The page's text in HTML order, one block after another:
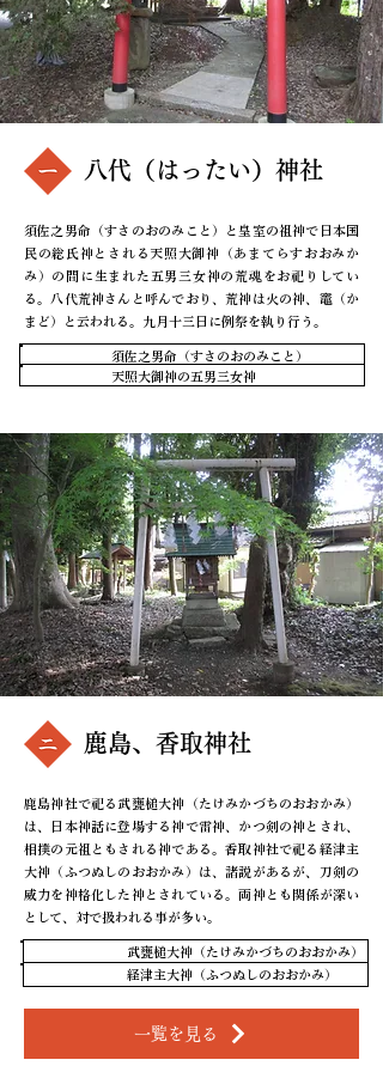
八代（はったい）神社
須佐之男命（すさのおのみこと）と皇室の祖神で日本国
民の総氏神とされる天照大御神（あまてらすおおみか
み）の間に生まれた五男三女神の荒魂をお祀りしてい
る。八代荒神さんと呼んでおり、荒神は火の神、竈（か
まど）と云われる。九月十三日に例祭を執り行う。
須佐之男命（すさのおのみこと）
天照大御神の五男三女神
​鹿島、香取神社
鹿島神社で祀る武甕槌大神（たけみかづちのおおかみ）
は、日本神話に登場する神で雷神、かつ剣の神とされ、
相撲の元祖ともされる神である。香取神社で祀る経津主
大神（ふつぬしのおおかみ）は、諸説があるが、刀剣の
威力を神格化した神とされている。両神とも関係が深い
として、対で扱われる事が多い。
武甕槌大神（たけみかづちのおおかみ）
経津主大神（ふつぬしのおおかみ）
一覧を見る